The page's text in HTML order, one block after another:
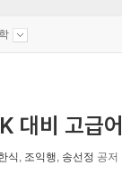
대비 고급
식 , 조익행, 송선정 공저